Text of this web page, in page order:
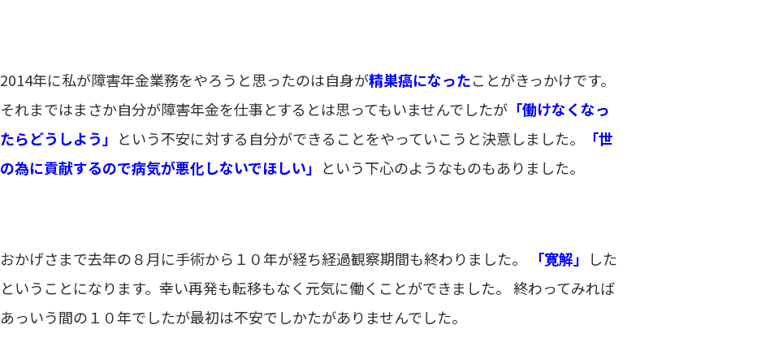
2014年に私が障害年金業務をやろうと思ったのは自身が精巣癌になったことがきっかけです。
それまではまさか自分が障害年金を仕事とするとは思ってもいませんでしたが 「働けなくなっ
たらどうしよう」 という不安に対する自分ができることをやっていこうと決意しました。 「世
の為に貢献するので病気が悪化しないでほしい」 という下心のようなものもありました。
おかげさまで去年の８月に手術から１０年が経ち経過観察期間も終わりました。 「寛解」 した
ということになります。幸い再発も転移もなく元気に働くことができました。 終わってみれば
あっいう間の１０年でしたが最初は不安でしかたがありませんでした。